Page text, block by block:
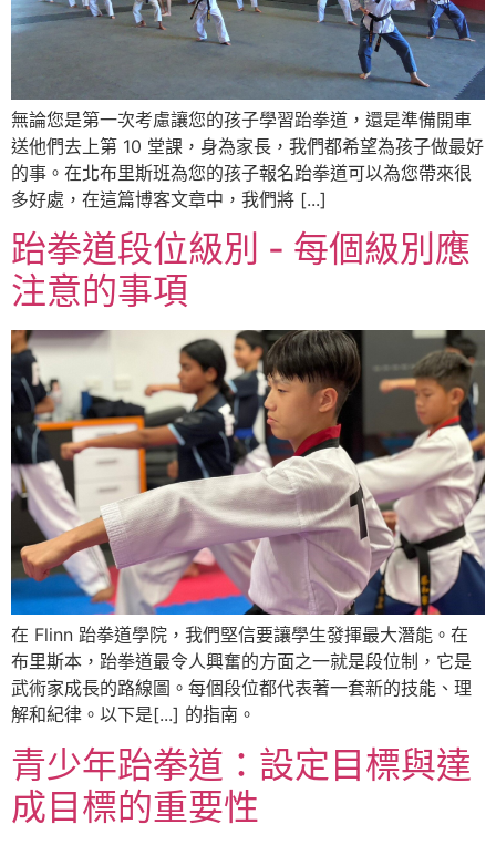
無論您是第一次考慮讓您的孩子學習跆拳道，還是準備開車
送他們去上第 10 堂課，身為家長，我們都希望為孩子做最好
的事。在北布里斯班為您的孩子報名跆拳道可以為您帶來很
多好處，在這篇博客文章中，我們將 [...]
跆拳道段位級別 - 每個級別應
注意的事項
在 Flinn 跆拳道學院，我們堅信要讓學生發揮最大潛能。在
布里斯本，跆拳道最令人興奮的方面之一就是段位制，它是
武術家成長的路線圖。每個段位都代表著一套新的技能、理
解和紀律。以下是[...] 的指南。
青少年跆拳道：設定目標與達
成目標的重要性